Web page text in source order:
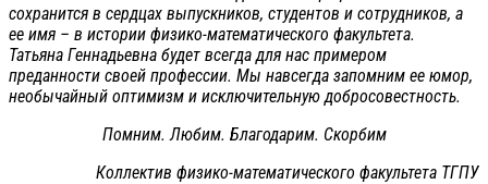
сохранится в сердцах выпускников, студентов и сотрудников, а
ее имя – в истории физико-математического факультета.
Татьяна Геннадьевна будет всегда для нас примером
преданности своей профессии. Мы навсегда запомним ее юмор,
необычайный оптимизм и исключительную добросовестность.
Помним. Любим. Благодарим. Скорбим
Коллектив физико-математического факультета ТГПУ